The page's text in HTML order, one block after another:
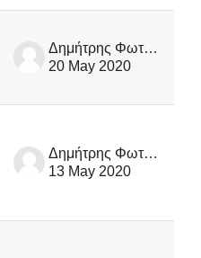
Δημήτρης Φωτάκης
20 May 2020
Δημήτρης Φωτάκης
13 May 2020